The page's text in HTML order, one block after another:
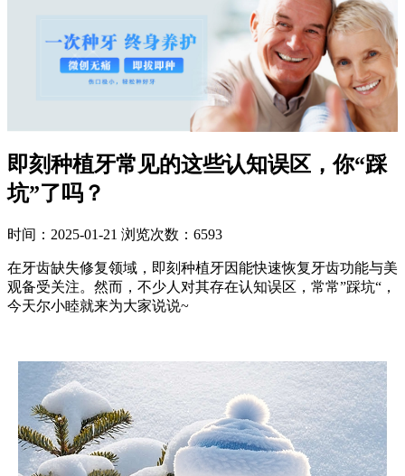
即刻种植牙常见的这些认知误区，你“踩
坑”了吗？
时间：2025-01-21 浏览次数：6593
在牙齿缺失修复领域，即刻种植牙因能快速恢复牙齿功能与美
观备受关注。然而，不少人对其存在认知误区，常常”踩坑“，
今天尔小睦就来为大家说说~